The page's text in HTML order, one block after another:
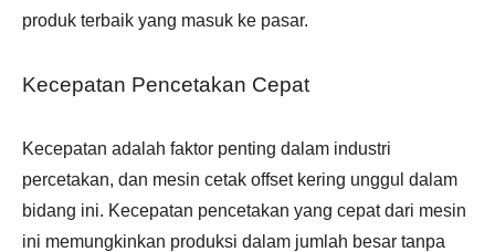
produk terbaik yang masuk ke pasar.
Kecepatan Pencetakan Cepat
Kecepatan adalah faktor penting dalam industri
percetakan, dan mesin cetak offset kering unggul dalam
bidang ini. Kecepatan pencetakan yang cepat dari mesin
ini memungkinkan produksi dalam jumlah besar tanpa